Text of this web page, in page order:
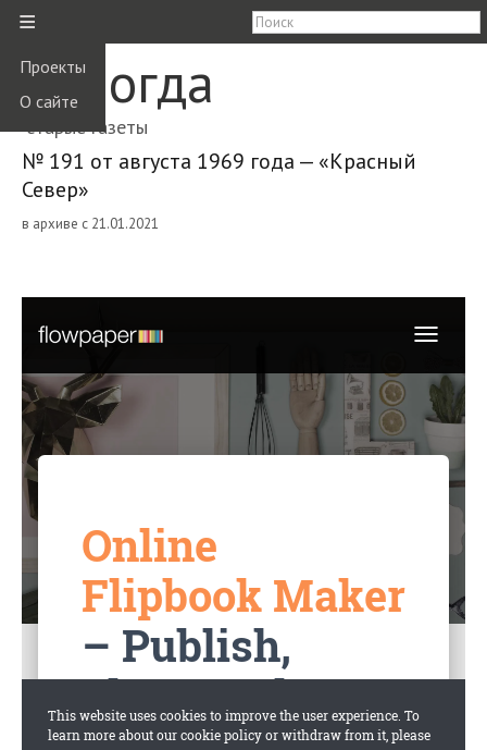
≡
Проекты
О сайте
Вологда
старые газеты
№ 191 от августа 1969 года — «Красный
Север»
в архиве с 21.01.2021